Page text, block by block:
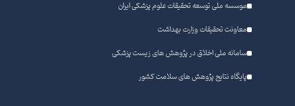
موسسه ملی توسعه تحقیقات علوم پزشکی ایران
معاونت تحقیقات وزارت بهداشت
سامانه ملی اخلاق در پژوهش های زیست پزشکی
پایگاه نتایج پژوهش های سلامت کشور